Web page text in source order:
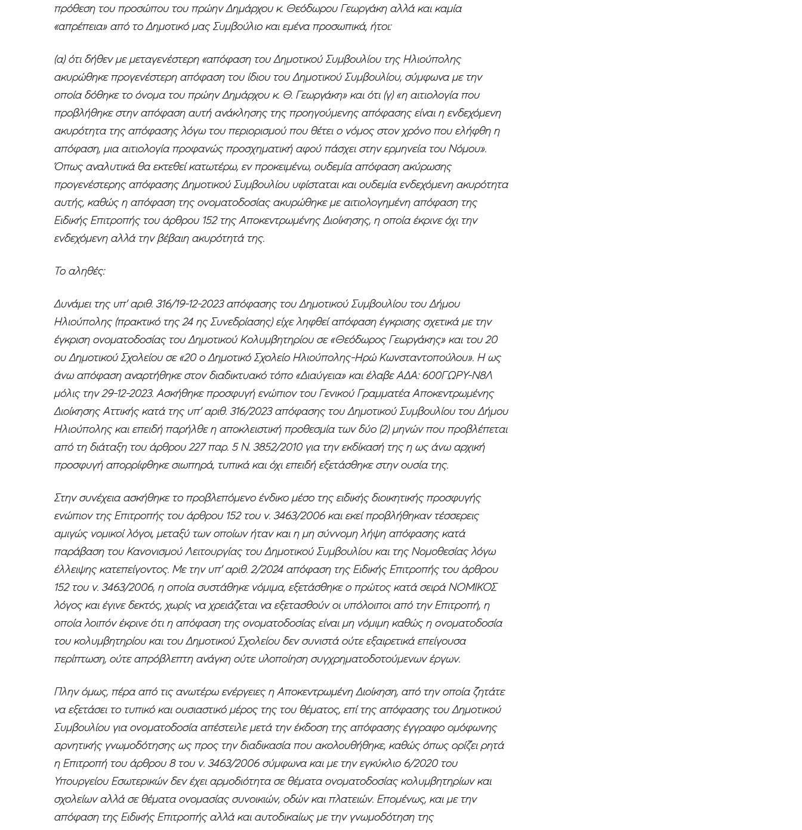
πρόθεση του προσώπου του πρώην Δημάρχου κ. Θεόδωρου Γεωργάκη αλλά και καμία
«απρέπεια» από το Δημοτικό μας Συμβούλιο και εμένα προσωπικά, ήτοι:
(α) ότι δήθεν με μεταγενέστερη «απόφαση του Δημοτικού Συμβουλίου της Ηλιούπολης
ακυρώθηκε προγενέστερη απόφαση του ίδιου του Δημοτικού Συμβουλίου, σύμφωνα με την
οποία δόθηκε το όνομα του πρώην Δημάρχου κ. Θ. Γεωργάκη» και ότι (γ) «η αιτιολογία που
προβλήθηκε στην απόφαση αυτή ανάκλησης της προηγούμενης απόφασης είναι η ενδεχόμενη
ακυρότητα της απόφασης λόγω του περιορισμού που θέτει ο νόμος στον χρόνο που ελήφθη η
απόφαση, μια αιτιολογία προφανώς προσχηματική αφού πάσχει στην ερμηνεία του Νόμου».
Όπως αναλυτικά θα εκτεθεί κατωτέρω, εν προκειμένω, ουδεμία απόφαση ακύρωσης
προγενέστερης απόφασης Δημοτικού Συμβουλίου υφίσταται και ουδεμία ενδεχόμενη ακυρότητα
αυτής, καθώς η απόφαση της ονοματοδοσίας ακυρώθηκε με αιτιολογημένη απόφαση της
Ειδικής Επιτροπής του άρθρου 152 της Αποκεντρωμένης Διοίκησης, η οποία έκρινε όχι την
ενδεχόμενη αλλά την βέβαιη ακυρότητά της.
Το αληθές:
Δυνάμει της υπ’ αριθ. 316/19-12-2023 απόφασης του Δημοτικού Συμβουλίου του Δήμου
Ηλιούπολης (πρακτικό της 24 ης Συνεδρίασης) είχε ληφθεί απόφαση έγκρισης σχετικά με την
έγκριση ονοματοδοσίας του Δημοτικού Κολυμβητηρίου σε «Θεόδωρος Γεωργάκης» και του 20
ου Δημοτικού Σχολείου σε «20 ο Δημοτικό Σχολείο Ηλιούπολης-Ηρώ Κωνσταντοπούλου». Η ως
άνω απόφαση αναρτήθηκε στον διαδικτυακό τόπο «Διαύγεια» και έλαβε ΑΔΑ: 600ΓΩΡΥ-Ν8Λ
μόλις την 29-12-2023. Ασκήθηκε προσφυγή ενώπιον του Γενικού Γραμματέα Αποκεντρωμένης
Διοίκησης Αττικής κατά της υπ’ αριθ. 316/2023 απόφασης του ∆ημοτικού Συμβουλίου του ∆ήμου
Ηλιούπολης και επειδή παρήλθε η αποκλειστική προθεσμία των δύο (2) μηνών που προβλέπεται
από τη διάταξη του άρθρου 227 παρ. 5 Ν. 3852/2010 για την εκδίκασή της η ως άνω αρχική
προσφυγή απορρίφθηκε σιωπηρά, τυπικά και όχι επειδή εξετάσθηκε στην ουσία της.
Στην συνέχεια ασκήθηκε το προβλεπόμενο ένδικο μέσο της ειδικής διοικητικής προσφυγής
ενώπιον της Επιτροπής του άρθρου 152 του ν. 3463/2006 και εκεί προβλήθηκαν τέσσερεις
αμιγώς νομικοί λόγοι, μεταξύ των οποίων ήταν και η μη σύννομη λήψη απόφασης κατά
παράβαση του Κανονισμού Λειτουργίας του Δημοτικού Συμβουλίου και της Νομοθεσίας λόγω
έλλειψης κατεπείγοντος. Με την υπ’ αριθ. 2/2024 απόφαση της Ειδικής Επιτροπής του άρθρου
152 του ν. 3463/2006, η οποία συστάθηκε νόμιμα, εξετάσθηκε ο πρώτος κατά σειρά ΝΟΜΙΚΟΣ
λόγος και έγινε δεκτός, χωρίς να χρειάζεται να εξετασθούν οι υπόλοιποι από την Επιτροπή, η
οποία λοιπόν έκρινε ότι η απόφαση της ονοματοδοσίας είναι μη νόμιμη καθώς η ονοματοδοσία
του κολυμβητηρίου και του Δημοτικού Σχολείου δεν συνιστά ούτε εξαιρετικά επείγουσα
περίπτωση, ούτε απρόβλεπτη ανάγκη ούτε υλοποίηση συγχρηματοδοτούμενων έργων.
Πλην όμως, πέρα από τις ανωτέρω ενέργειες η Αποκεντρωμένη Διοίκηση, από την οποία ζητάτε
να εξετάσει το τυπικό και ουσιαστικό μέρος της του θέματος, επί της απόφασης του Δημοτικού
Συμβουλίου για ονοματοδοσία απέστειλε μετά την έκδοση της απόφασης έγγραφο ομόφωνης
αρνητικής γνωμοδότησης ως προς την διαδικασία που ακολουθήθηκε, καθώς όπως ορίζει ρητά
η Επιτροπή του άρθρου 8 του ν. 3463/2006 σύμφωνα και με την εγκύκλιο 6/2020 του
Υπουργείου Εσωτερικών δεν έχει αρμοδιότητα σε θέματα ονοματοδοσίας κολυμβητηρίων και
σχολείων αλλά σε θέματα ονομασίας συνοικιών, οδών και πλατειών. Επομένως, και με την
απόφαση της Ειδικής Επιτροπής αλλά και αυτοδικαίως με την γνωμοδότηση της